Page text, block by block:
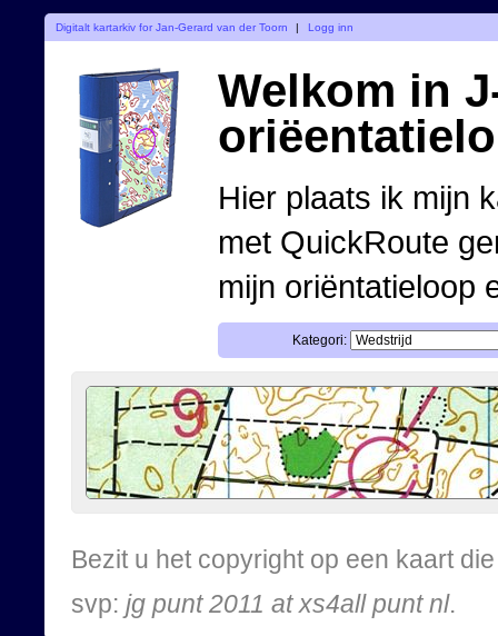
Digitalt kartarkiv for Jan-Gerard van der Toorn | Logg inn
Welkom in
Hier plaats ik mijn
met QuickRoute
mijn oriëntatieloop
Kategori:
Bezit u het copyright op een kaart
svp: jg punt 2011 at xs4all punt nl.